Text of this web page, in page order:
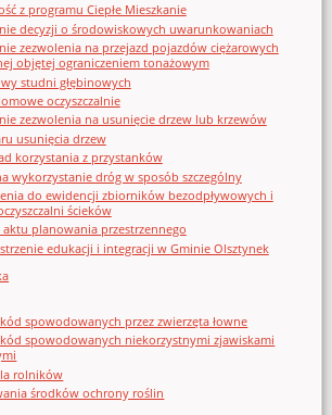
z programu Ciepłe Mieszkanie
decyzji o środowiskowych uwarunkowaniach
zezwolenia na przejazd pojazdów ciężarowych
objętej ograniczeniem tonażowym
studni głębinowych
oczyszczalnie
zezwolenia na usunięcie drzew lub krzewów
usunięcia drzew
korzystania z przystanków
wykorzystanie dróg w sposób szczególny
do ewidencji zbiorników bezodpływowych i
ścieków
aktu planowania przestrzennego
edukacji i integracji w Gminie Olsztynek
spowodowanych przez zwierzęta łowne
spowodowanych niekorzystnymi zjawiskami
rolników
środków ochrony roślin